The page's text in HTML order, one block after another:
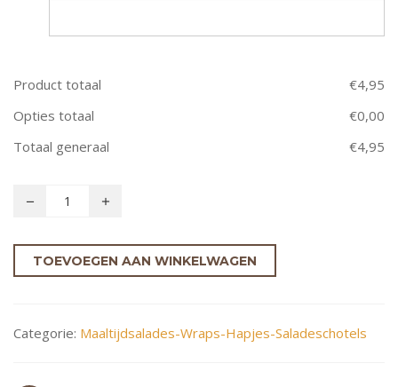
Product totaal €4,95
Opties totaal
€0,00
Totaal generaal
€4,95
TOEVOEGEN AAN WINKELWAGEN
Categorie: Maaltijdsalades-Wraps-Hapjes-Saladeschotels